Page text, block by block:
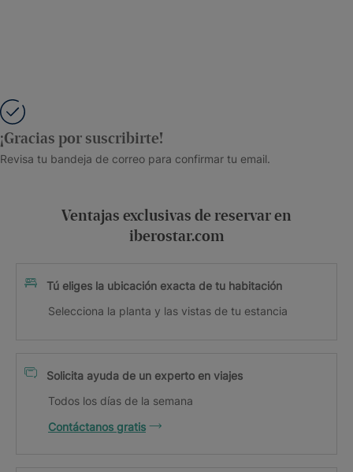
¡Gracias por suscribirte!
Revisa tu bandeja de correo para confirmar tu email.
Ventajas exclusivas de reservar en
iberostar.com
Tú eliges la ubicación exacta de tu habitación
Selecciona la planta y las vistas de tu estancia
Solicita ayuda de un experto en viajes
Todos los días de la semana
Contáctanos gratis